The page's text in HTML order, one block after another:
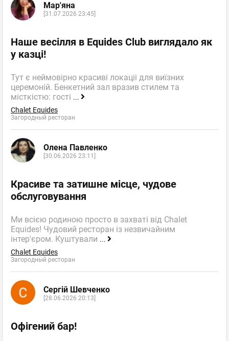
Мар'яна
[31.07.2026 23:45]
Наше весілля в Equides Club виглядало як
у казці!
Тут є неймовірно красиві локаціі для виїзних
церемоній. Бенкетний зал вразив стилем та
місткістю: гості ...
Chalet Equides
Загородный ресторан
Олена Павленко
[30.06.2026 23:11]
Красиве та затишне місце, чудове
обслуговування
Ми всією родиною просто в захваті від Chalet
Equides! Чудовий ресторан із незвичайним
інтер'єром. Куштували ...
Chalet Equides
Загородный ресторан
Сергій Шевченко
[28.06.2026 20:13]
Офігений бар!